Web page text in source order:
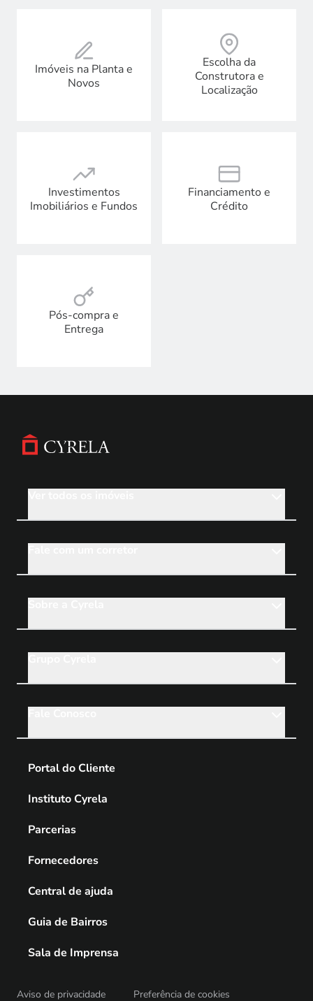
Imóveis na Planta e
Novos
Escolha da
Construtora e
Localização
Investimentos
Imobiliários e Fundos
Financiamento e
Crédito
Pós-compra e
Entrega
Footer
Portal do Cliente
Instituto Cyrela
Parcerias
Fornecedores
Central de ajuda
Guia de Bairros
Sala de Imprensa
Aviso de privacidade Preferência de cookies